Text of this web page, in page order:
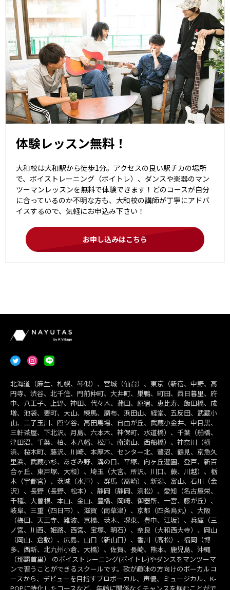
体験レッスン無料！
大和校は大和駅から徒歩1分。アクセスの良い駅チカの場所
で、ボイストレーニング（ボイトレ）、ダンスや楽器のマン
ツーマンレッスンを無料で体験できます！どのコースが自分
に合っているのか不明な方も、大和校の講師が丁寧にアドバ
イスするので、気軽にお申込み下さい！
お申し込みはこちら
北海道（麻生、札幌、琴似）、宮城（仙台）、東京（新宿、中野、高
円寺、渋谷、北千住、門前仲町、大井町、巣鴨、町田、西日暮里、府
中、八王子、上野、神田、代々木、蒲田、原宿、恵比寿、飯田橋、成
増、池袋、要町、大山、練馬、調布、浜田山、経堂、五反田、武蔵小
山、二子玉川、四ツ谷、高田馬場、自由が丘、武蔵小金井、中目黒、
三軒茶屋、下北沢、月島、六本木、神保町、水道橋）、千葉（船橋、
津田沼、千葉、柏、本八幡、松戸、南流山、西船橋）、神奈川（横
浜、桜木町、藤沢、川崎、本厚木、センター北、鷺沼、鶴見、京急久
里浜、武蔵小杉、あざみ野、溝の口、平塚、向ヶ丘遊園、登戸、新百
合ヶ丘、東戸塚、大和）、埼玉（大宮、所沢、川口、蕨、川越）、栃
木（宇都宮）、茨城（水戸）、群馬（高崎）、新潟、富山、石川（金
沢）、長野（長野、松本）、静岡（静岡、浜松）、愛知（名古屋栄、
千種、大曽根、本山、金山、豊橋、岡崎、御器所、一宮、藤が丘）、
岐阜、三重（四日市）、滋賀（南草津）、京都（四条烏丸）、大阪
（梅田、天王寺、難波、京橋、茨木、堺東、豊中、江坂）、兵庫（三
ノ宮、川西、姫路、西宮、宝塚、明石）、奈良（大和西大寺）、岡山
（岡山、倉敷）、広島、山口（新山口）、香川（高松）、福岡（博
多、西新、北九州小倉、大橋）、佐賀、長崎、熊本、鹿児島、沖縄
（那覇首里） のボイストレーニング(ボイトレ)やダンスをマンツーマ
ンで習うことができるスクールです。歌が趣味の方向けのボーカルコ
ースから、デビューを目指すプロボーカル、声優、ミュージカル、K-